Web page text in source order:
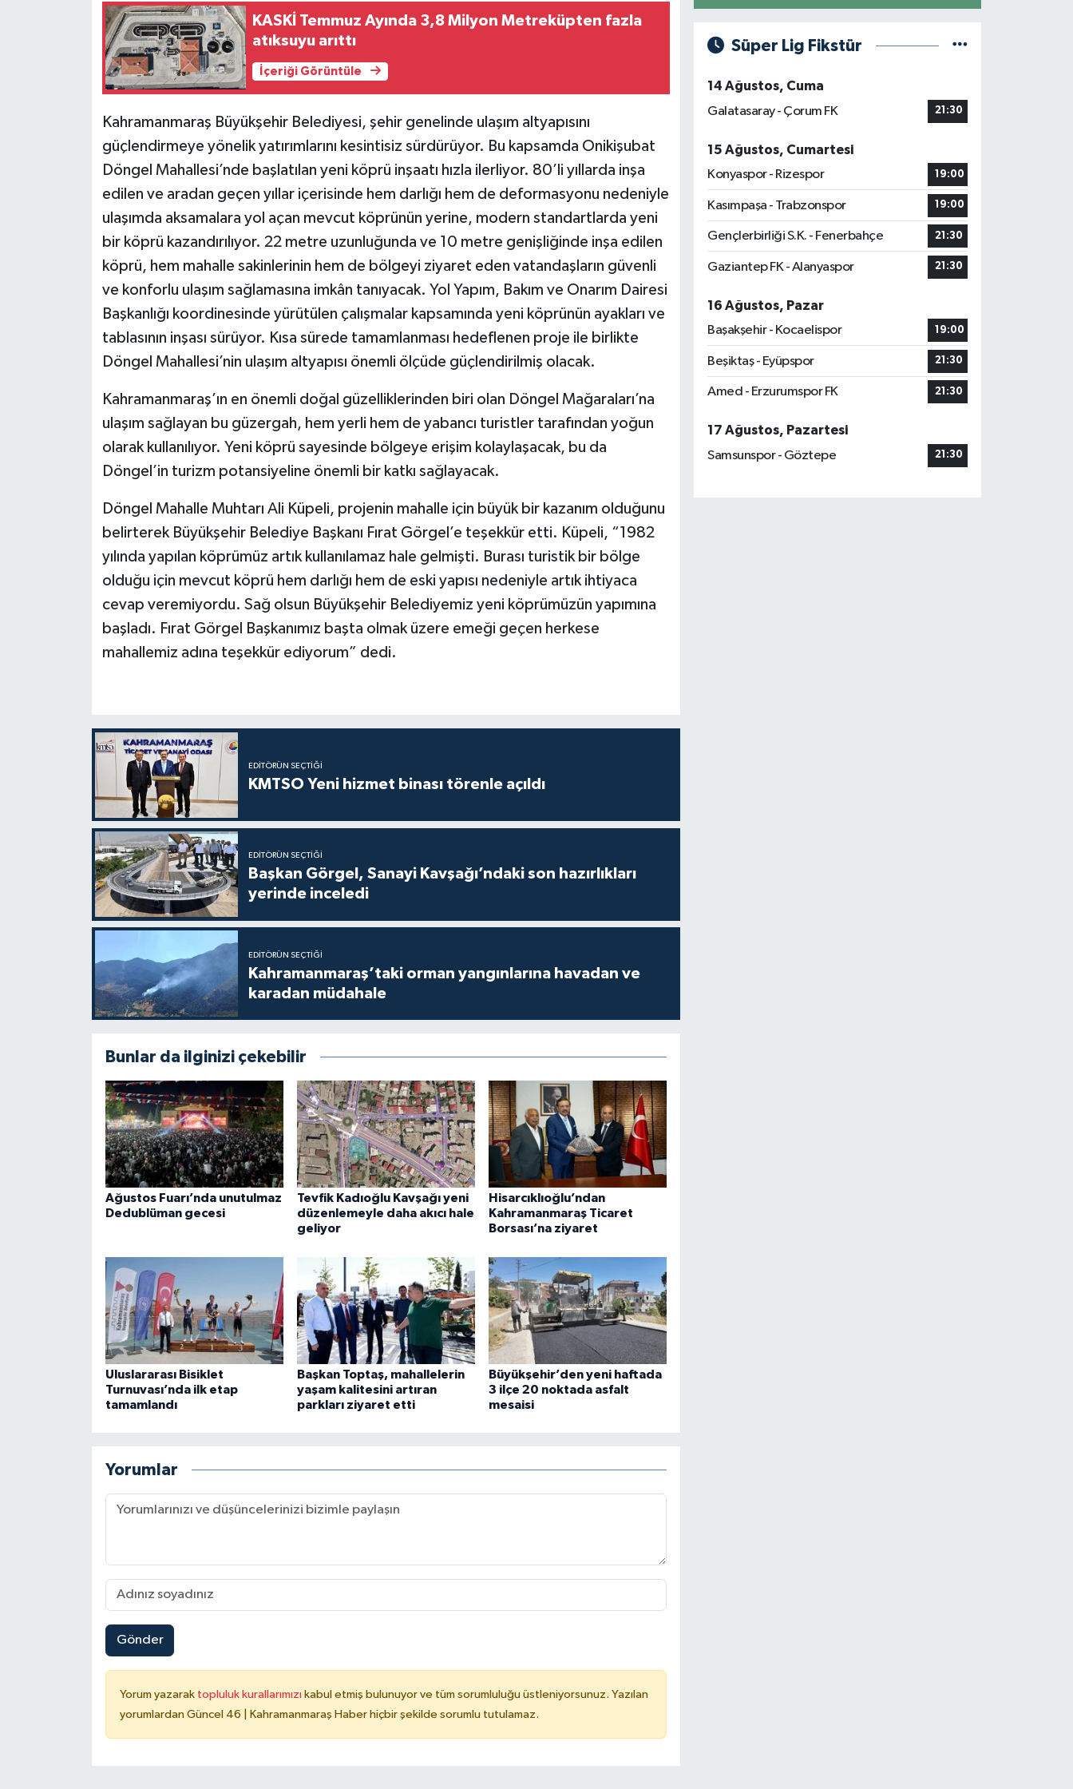
KASKİ Temmuz Ayında 3,8 Milyon Metreküpten fazla
atıksuyu arıttı
İçeriği Görüntüle
Kahramanmaraş Büyükşehir Belediyesi, şehir genelinde ulaşım altyapısını
güçlendirmeye yönelik yatırımlarını kesintisiz sürdürüyor. Bu kapsamda Onikişubat
Döngel Mahallesi’nde başlatılan yeni köprü inşaatı hızla ilerliyor. 80’li yıllarda inşa
edilen ve aradan geçen yıllar içerisinde hem darlığı hem de deformasyonu nedeniyle
ulaşımda aksamalara yol açan mevcut köprünün yerine, modern standartlarda yeni
bir köprü kazandırılıyor. 22 metre uzunluğunda ve 10 metre genişliğinde inşa edilen
köprü, hem mahalle sakinlerinin hem de bölgeyi ziyaret eden vatandaşların güvenli
ve konforlu ulaşım sağlamasına imkân tanıyacak. Yol Yapım, Bakım ve Onarım Dairesi
Başkanlığı koordinesinde yürütülen çalışmalar kapsamında yeni köprünün ayakları ve
tablasının inşası sürüyor. Kısa sürede tamamlanması hedeflenen proje ile birlikte
Döngel Mahallesi’nin ulaşım altyapısı önemli ölçüde güçlendirilmiş olacak.
Kahramanmaraş’ın en önemli doğal güzelliklerinden biri olan Döngel Mağaraları’na
ulaşım sağlayan bu güzergah, hem yerli hem de yabancı turistler tarafından yoğun
olarak kullanılıyor. Yeni köprü sayesinde bölgeye erişim kolaylaşacak, bu da
Döngel’in turizm potansiyeline önemli bir katkı sağlayacak.
Döngel Mahalle Muhtarı Ali Küpeli, projenin mahalle için büyük bir kazanım olduğunu
belirterek Büyükşehir Belediye Başkanı Fırat Görgel’e teşekkür etti. Küpeli, “1982
yılında yapılan köprümüz artık kullanılamaz hale gelmişti. Burası turistik bir bölge
olduğu için mevcut köprü hem darlığı hem de eski yapısı nedeniyle artık ihtiyaca
cevap veremiyordu. Sağ olsun Büyükşehir Belediyemiz yeni köprümüzün yapımına
başladı. Fırat Görgel Başkanımız başta olmak üzere emeği geçen herkese
mahallemiz adına teşekkür ediyorum” dedi.
EDITÖRÜN SEÇTIĞI
KMTSO Yeni hizmet binası törenle açıldı
EDITÖRÜN SEÇTIĞI
Başkan Görgel, Sanayi Kavşağı’ndaki son hazırlıkları
yerinde inceledi
EDITÖRÜN SEÇTIĞI
Kahramanmaraş’taki orman yangınlarına havadan ve
karadan müdahale
Bunlar da ilginizi çekebilir
Ağustos Fuarı’nda unutulmaz
Dedublüman gecesi
Tevfik Kadıoğlu Kavşağı yeni
düzenlemeyle daha akıcı hale
geliyor
Hisarcıklıoğlu’ndan
Kahramanmaraş Ticaret
Borsası’na ziyaret
Uluslararası Bisiklet
Turnuvası’nda ilk etap
tamamlandı
Başkan Toptaş, mahallelerin
yaşam kalitesini artıran
parkları ziyaret etti
Büyükşehir’den yeni haftada
3 ilçe 20 noktada asfalt
mesaisi
Yorumlar
Gönder
Yorum yazarak topluluk kurallarımızı kabul etmiş bulunuyor ve tüm sorumluluğu üstleniyorsunuz. Yazılan
yorumlardan Güncel 46 | Kahramanmaraş Haber hiçbir şekilde sorumlu tutulamaz.
Süper Lig Fikstür
14 Ağustos, Cuma
Galatasaray - Çorum FK
21:30
15 Ağustos, Cumartesi
Konyaspor - Rizespor
19:00
Kasımpaşa - Trabzonspor 19:00
Gençlerbirliği S.K. - Fenerbahçe 21:30
Gaziantep FK - Alanyaspor 21:30
16 Ağustos, Pazar
Başakşehir - Kocaelispor
19:00
Beşiktaş - Eyüpspor 21:30
Amed - Erzurumspor FK 21:30
17 Ağustos, Pazartesi
Samsunspor - Göztepe
21:30